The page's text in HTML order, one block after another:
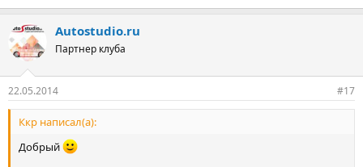
Autostudio.ru
Партнер клуба
22.05.2014 #17
Ккр написал(а):
Добрый